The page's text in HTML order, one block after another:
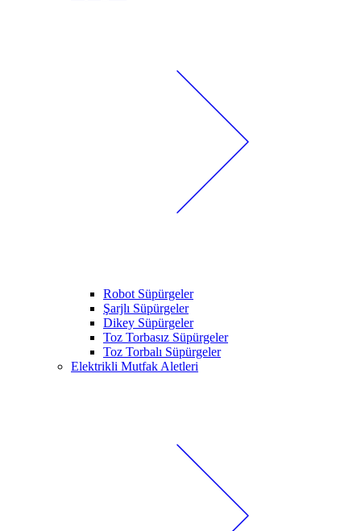
Robot Süpürgeler
Şarjlı Süpürgeler
Dikey Süpürgeler
Toz Torbasız Süpürgeler
Toz Torbalı Süpürgeler
Elektrikli Mutfak Aletleri